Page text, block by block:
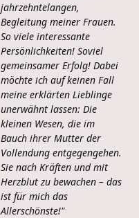
jahrzehntelangen,
Begleitung meiner Frauen.
So viele interessante
Persönlichkeiten! Soviel
gemeinsamer Erfolg! Dabei
möchte ich auf keinen Fall
meine erklärten Lieblinge
unerwähnt lassen: Die
kleinen Wesen, die im
Bauch ihrer Mutter der
Vollendung entgegengehen.
Sie nach Kräften und mit
Herzblut zu bewachen – das
ist für mich das
Allerschönste!"